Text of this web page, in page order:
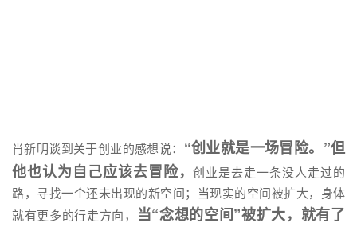
肖新明谈到关于创业的感想说： “创业就是一场冒险。”但
他也认为自己应该去冒险，创业是去走一条没人走过的
路，寻找一个还未出现的新空间；当现实的空间被扩大，身体
就有更多的行走方向，
当“念想的空间”被扩大，就有了